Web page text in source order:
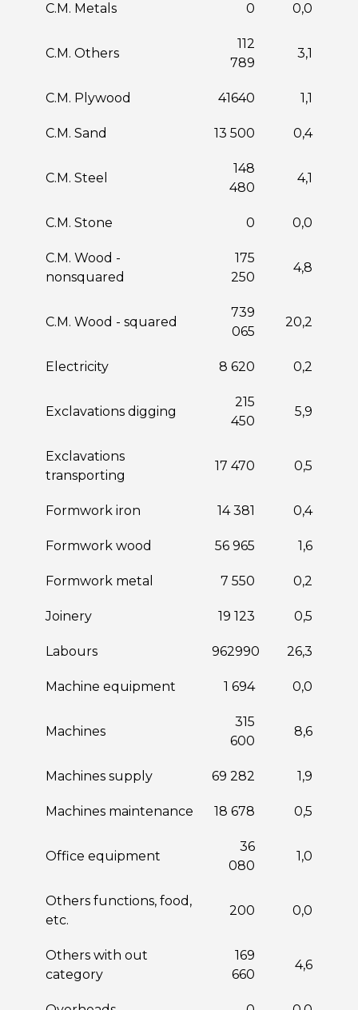
C.M. Metals 0 0,0
C.M. Others
112
789
3,1
C.M. Plywood 41640 1,1
C.M. Sand 13 500 0,4
C.M. Steel
148
480
4,1
C.M. Stone 0 0,0
C.M. Wood -
nonsquared
175
250
4,8
C.M. Wood - squared
739
065
20,2
Electricity 8 620 0,2
Exclavations digging
215
450
5,9
Exclavations
transporting
17 470 0,5
Formwork iron 14 381 0,4
Formwork wood 56 965 1,6
Formwork metal 7 550 0,2
Joinery 19 123 0,5
Labours 962990 26,3
Machine equipment 1 694 0,0
Machines
315
600
8,6
Machines supply 69 282 1,9
Machines maintenance 18 678 0,5
Office equipment
36
080
1,0
Others functions, food,
etc.
200 0,0
Others with out
category
169
660
4,6